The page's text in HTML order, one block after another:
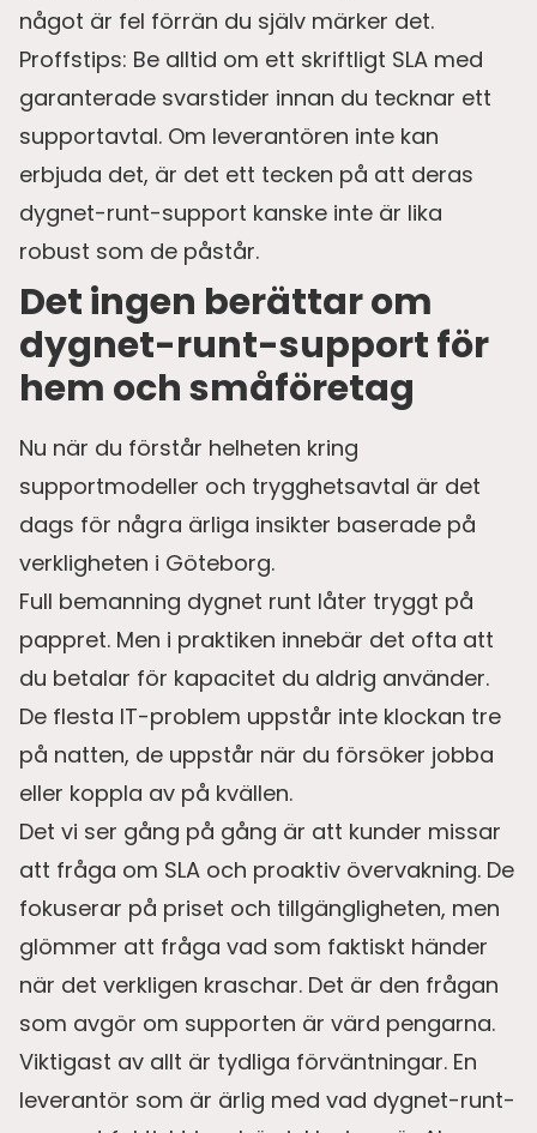
något är fel förrän du själv märker det.
Proffstips: Be alltid om ett skriftligt SLA med
garanterade svarstider innan du tecknar ett
supportavtal. Om leverantören inte kan
erbjuda det, är det ett tecken på att deras
dygnet-runt-support kanske inte är lika
robust som de påstår.
Det ingen berättar om
dygnet-runt-support för
hem och småföretag
Nu när du förstår helheten kring
supportmodeller och trygghetsavtal är det
dags för några ärliga insikter baserade på
verkligheten i Göteborg.
Full bemanning dygnet runt låter tryggt på
pappret. Men i praktiken innebär det ofta att
du betalar för kapacitet du aldrig använder.
De flesta IT-problem uppstår inte klockan tre
på natten, de uppstår när du försöker jobba
eller koppla av på kvällen.
Det vi ser gång på gång är att kunder missar
att fråga om SLA och proaktiv övervakning. De
fokuserar på priset och tillgängligheten, men
glömmer att fråga vad som faktiskt händer
när det verkligen kraschar. Det är den frågan
som avgör om supporten är värd pengarna.
Viktigast av allt är tydliga förväntningar. En
leverantör som är ärlig med vad dygnet-runt-